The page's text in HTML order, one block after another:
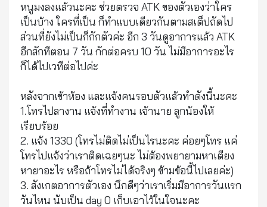
หนูมงลงแล้วนะคะ ช่วยตรวจ ATK ของตัวเองว่าใคร
เป็นบ้าง ใครที่เป็น ก็ทำแบบเดียวกันตามสเต็ปถัดไป
ส่วนที่ยังไม่เป็นก็กักตัวค่ะ อีก 3 วันดูอาการแล้ว ATK
อีกสักทีตอน 7 วัน กักต่อครบ 10 วัน ไม่มีอาการอะไร
ก็ได้ไปเวทีต่อไปค่ะ
หลังจากเข้าห้อง และแจ้งคนรอบตัวแล้วทำดังนี้นะคะ
1.โทรไปลางาน แจ้งที่ทำงาน เจ้านาย ลูกน้องให้
เรียบร้อย
2. แจ้ง 1330 (โทรไม่ติดไม่เป็นไรนะคะ ค่อยๆโทร แค่
โทรไปแจ้งว่าเราติดเฉยๆนะ ไม่ต้องพยายามหาเตียง
หายาอะไร หรือถ้าโทรไม่ได้จริงๆ ข้ามข้อนี้ไปเลยค่ะ)
3. สังเกตอาการตัวเอง นึกดีๆว่าเราเริ่มมีอาการวันแรก
วันไหน นับเป็น day 0 เก็บเอาไว้ในใจนะคะ